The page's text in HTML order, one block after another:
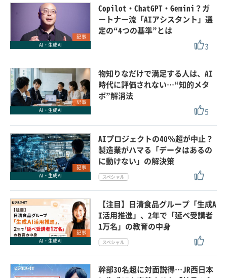
記事
AI・生成AI
Copilot・ChatGPT・Gemini？ガ
ートナー流「AIアシスタント」選
定の“4つの基準”とは
3
記事
AI・生成AI
物知りなだけで満足する人は、AI
時代に評価されない…“知的メタ
ボ”解消法
5
記事
AI・生成AI
AIプロジェクトの40％超が中止？
製造業がハマる「データはあるの
に動けない」の解決策
記事
AI・生成AI
【注目】日清食品グループ「生成A
I活用推進」、2年で「延べ受講者
1万名」の教育の中身
幹部30名超に対面説得…JR西日本